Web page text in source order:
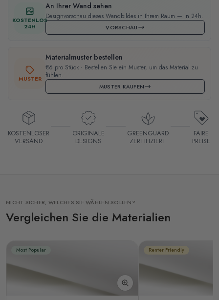
KOSTENLOS
24H
An Ihrer Wand sehen
Designvorschau dieses Wandbildes in Ihrem Raum — in 24h.
VORSCHAU
MUSTER
Materialmuster bestellen
€6 pro Stück · Bestellen Sie ein Muster, um das Material zu
fühlen.
MUSTER KAUFEN
KOSTENLOSER
VERSAND
ORIGINALE
DESIGNS
GREENGUARD
ZERTIFIZIERT
FAIRE
PREISE
NICHT SICHER, WELCHES SIE WÄHLEN SOLLEN?
Vergleichen Sie die Materialien
Most Popular Renter Friendly